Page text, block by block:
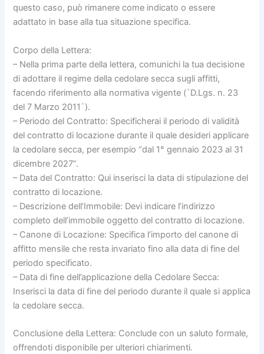
questo caso, può rimanere come indicato o essere
adattato in base alla tua situazione specifica.
Corpo della Lettera:
– Nella prima parte della lettera, comunichi la tua decisione
di adottare il regime della cedolare secca sugli affitti,
facendo riferimento alla normativa vigente (`D.Lgs. n. 23
del 7 Marzo 2011`).
– Periodo del Contratto: Specificherai il periodo di validità
del contratto di locazione durante il quale desideri applicare
la cedolare secca, per esempio “dal 1° gennaio 2023 al 31
dicembre 2027”.
– Data del Contratto: Qui inserisci la data di stipulazione del
contratto di locazione.
– Descrizione dell’Immobile: Devi indicare l’indirizzo
completo dell’immobile oggetto del contratto di locazione.
– Canone di Locazione: Specifica l’importo del canone di
affitto mensile che resta invariato fino alla data di fine del
periodo specificato.
– Data di fine dell’applicazione della Cedolare Secca:
Inserisci la data di fine del periodo durante il quale si applica
la cedolare secca.
Conclusione della Lettera: Conclude con un saluto formale,
offrendoti disponibile per ulteriori chiarimenti.